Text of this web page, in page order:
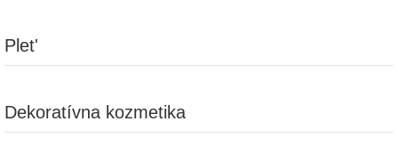
Plet'
Dekoratívna kozmetika